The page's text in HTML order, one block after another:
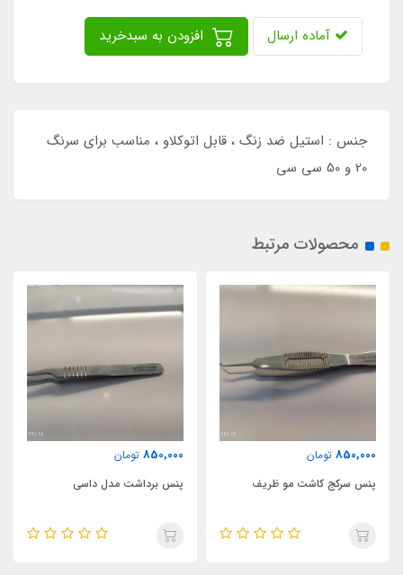
آماده ارسال
جنس : استیل ضد زنگ ، قابل اتوکلاو ، مناسب برای سرنگ
20 و 50 سی سی
محصولات مرتبط
850,000 تومان
پنس سرکج کاشت مو ظریف
850,000 تومان
پنس برداشت مدل داسی